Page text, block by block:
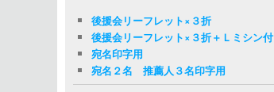
後援会リーフレット×３折
後援会リーフレット×３折＋Ｌミシン付
宛名印字用
宛名２名 推薦人３名印字用